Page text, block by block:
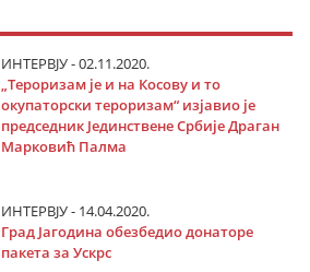
ИНТЕРВЈУ - 02.11.2020.
„Тероризам је и на Косову и то
окупаторски тероризам“ изјавио је
председник Јединствене Србије Драган
Марковић Палма
ИНТЕРВЈУ - 14.04.2020.
Град Јагодина обезбедио донаторе
пакета за Ускрс